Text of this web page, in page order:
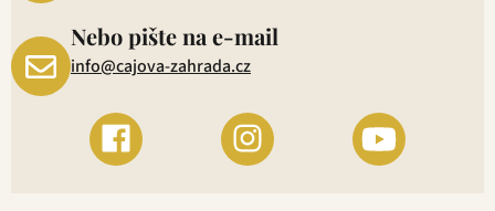
Nebo pište na e-mail
info@cajova-zahrada.cz